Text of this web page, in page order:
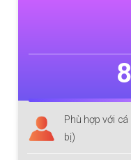
Phù hợp với
bị)